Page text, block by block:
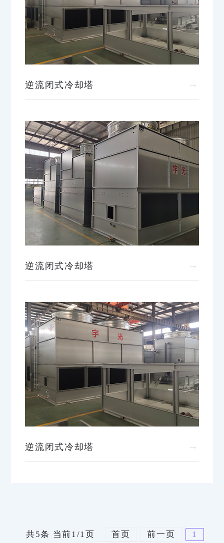
逆流闭式冷却塔 →
逆流闭式冷却塔 →
逆流闭式冷却塔 →
共5条 当前1/1页 首页 前一页
1